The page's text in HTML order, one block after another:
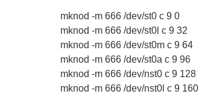
mknod -m 666 /dev/st0 c 9 0
mknod -m 666 /dev/st0l c 9 32
mknod -m 666 /dev/st0m c 9 64
mknod -m 666 /dev/st0a c 9 96
mknod -m 666 /dev/nst0 c 9 128
mknod -m 666 /dev/nst0l c 9 160